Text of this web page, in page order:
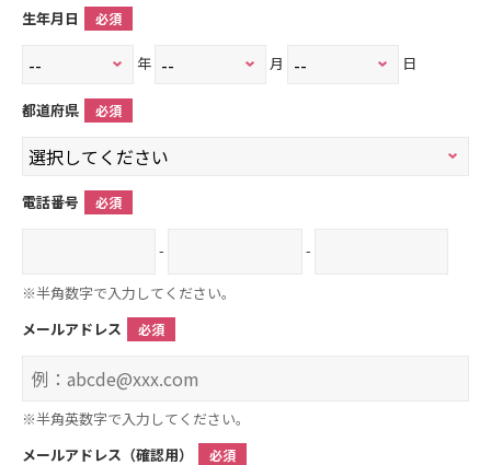
生年月日 必須
年 月 日
都道府県 必須
電話番号 必須
- -
※半角数字で入力してください。
メールアドレス
必須
※半角英数字で入力してください。
メールアドレス（確認用）
必須